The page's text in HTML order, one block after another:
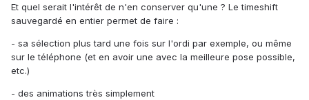
Et quel serait l'intérêt de n'en conserver qu'une ? Le timeshift
sauvegardé en entier permet de faire :
- sa sélection plus tard une fois sur l'ordi par exemple, ou même
sur le téléphone (et en avoir une avec la meilleure pose possible,
etc.)
- des animations très simplement